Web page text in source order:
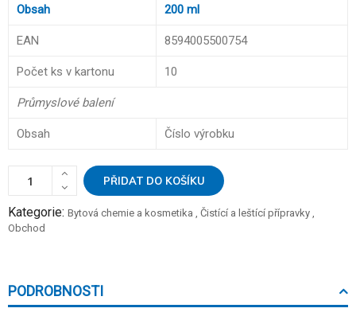
Obsah 200 ml
EAN 8594005500754
Počet ks v kartonu 10
Průmyslové balení
Obsah Číslo výrobku
PŘIDAT DO KOŠÍKU
Kategorie: Bytová chemie a kosmetika , Čistící a leštící přípravky ,
Obchod
PODROBNOSTI